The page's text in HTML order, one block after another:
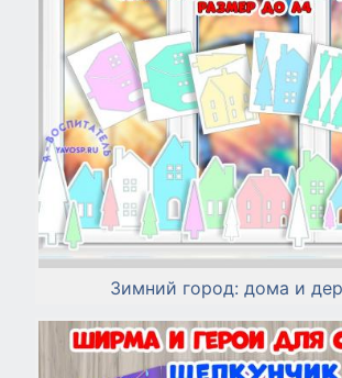
Зимний город: дома и